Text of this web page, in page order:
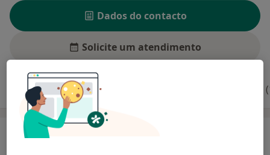
Dados do contacto
Solicite um atendimento
Experiência Preços Opiniões
Experiência